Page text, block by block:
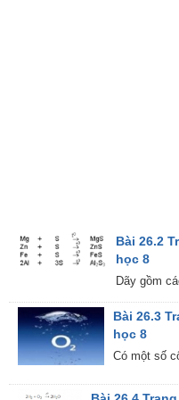
Bài 26.2
học 8
Dãy gồm
Bài 26.3
học 8
Có một số